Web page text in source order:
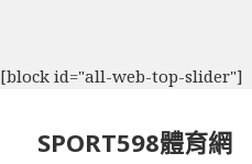
[block id="all-web-top-slider"]
SPORT598體育網